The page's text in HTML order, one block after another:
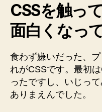
CSSを触っ
面白くなっ
食わず嫌いだった、
れがCSSです。最初
ったですし、いじっ
ありまえんでした。